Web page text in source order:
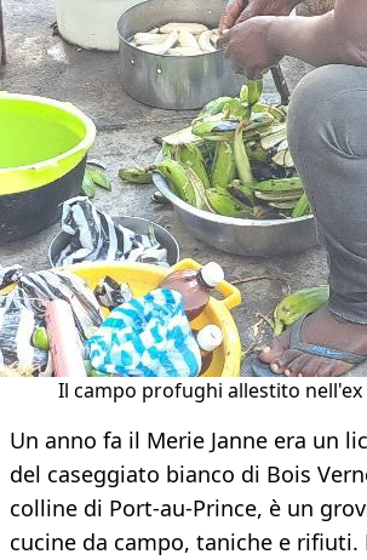
Il campo profughi allestito nell'ex
Un anno fa il Merie Janne era un
del caseggiato bianco di Bois
colline di Port-au-Prince, è un
cucine da campo, taniche e rifiuti.